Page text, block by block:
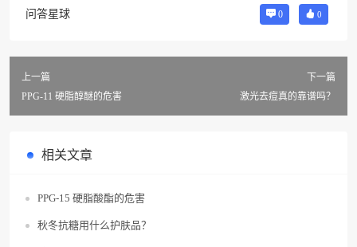
问答星球 0 0
上一篇
PPG-11 硬脂醇醚的危害
下一篇
激光去痘真的靠谱吗？
相关文章
PPG-15 硬脂酸酯的危害
秋冬抗糖用什么护肤品？